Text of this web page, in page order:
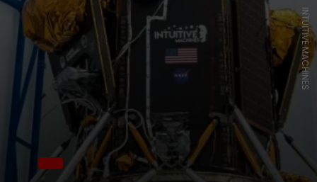
INTUITIVE MACHINES